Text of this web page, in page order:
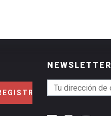
NEWSLETTER